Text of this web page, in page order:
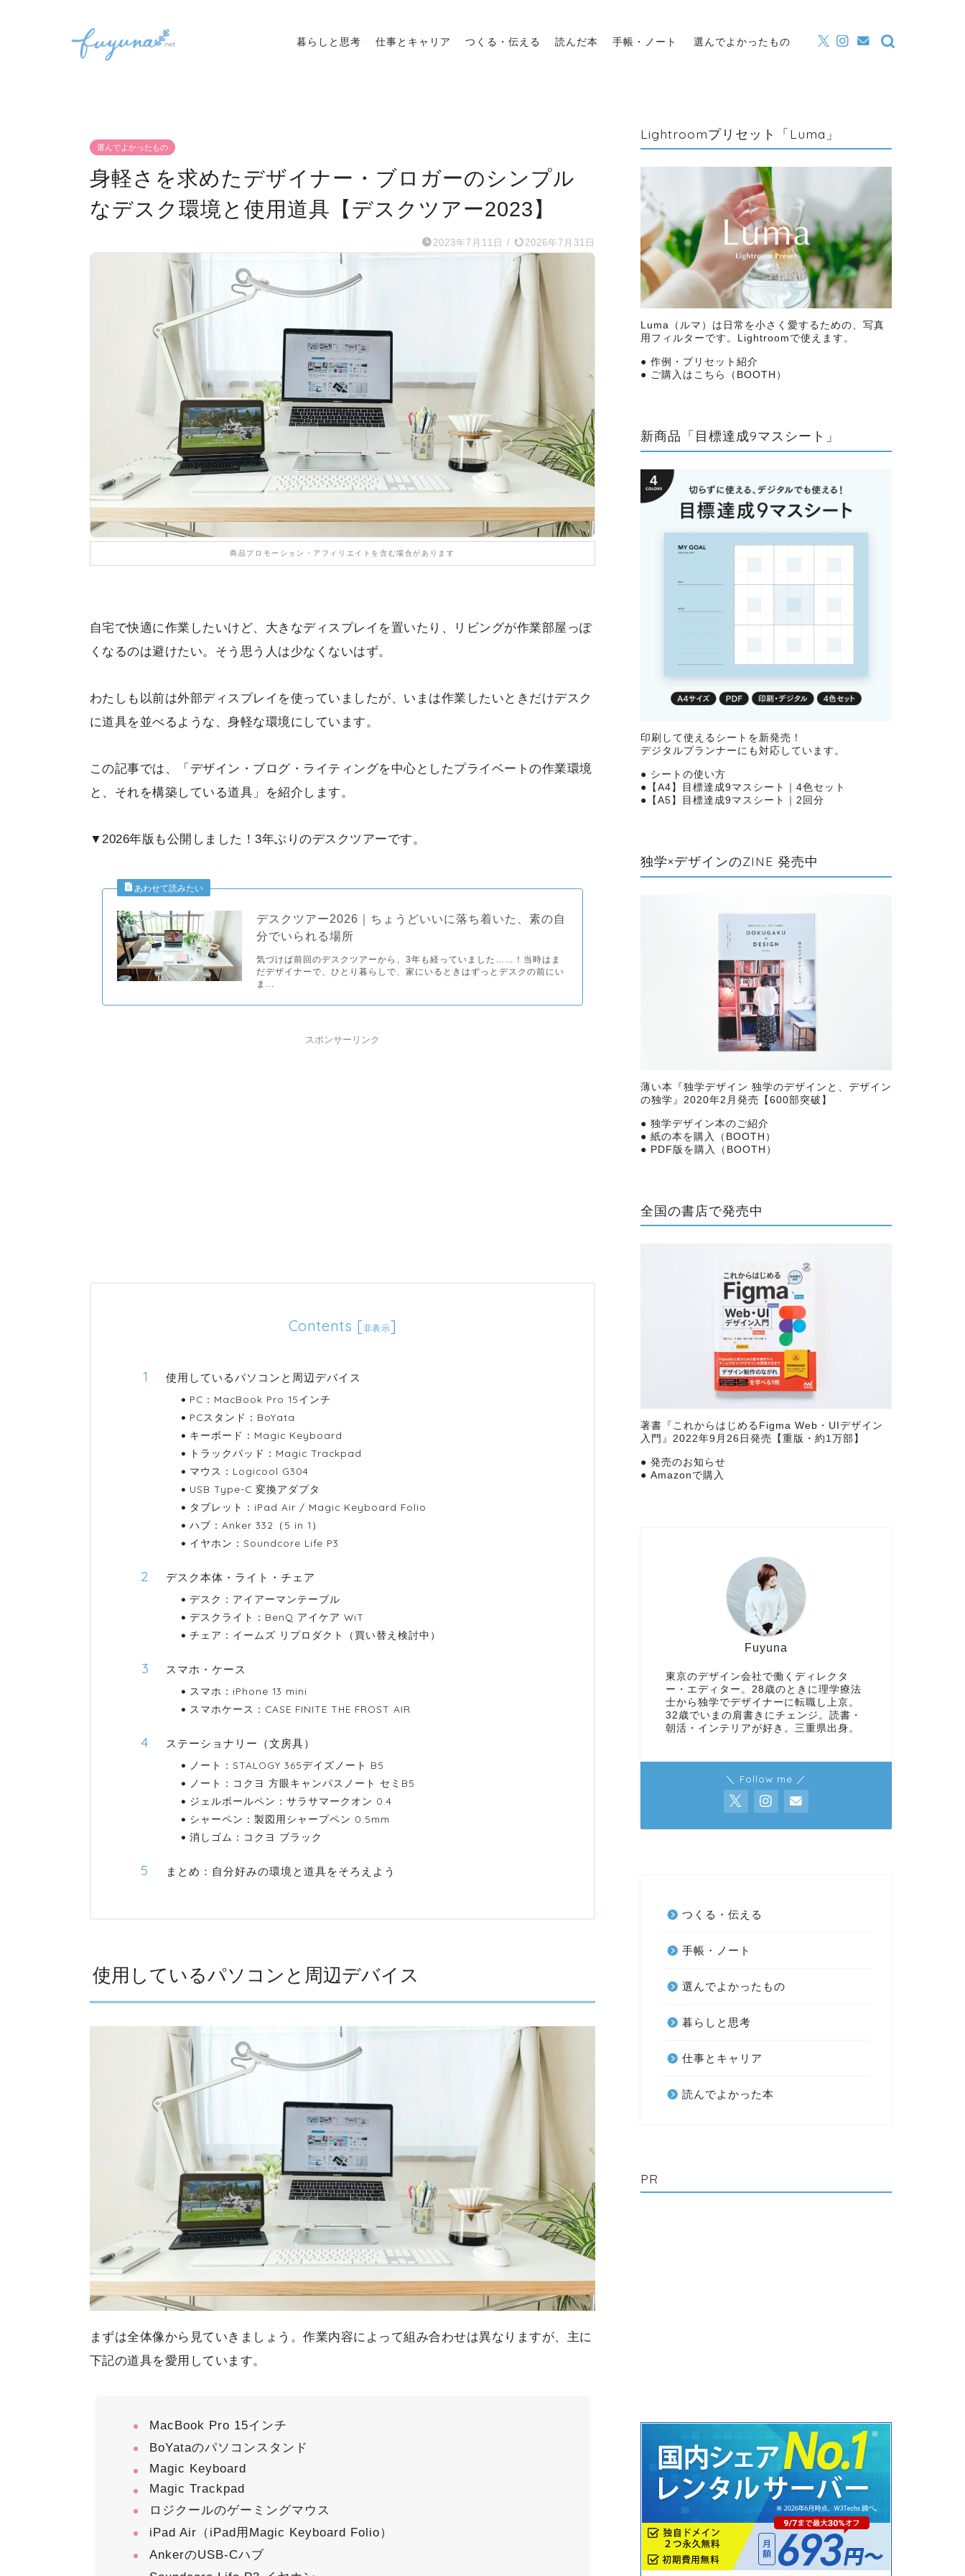
暮らしと思考 仕事とキャリア つくる・伝える 読んだ本 手帳・ノート 選んでよかったもの
選んでよかったもの
身軽さを求めたデザイナー・ブロガーのシンプル
なデスク環境と使用道具【デスクツアー2023】
2023年7月11日 / 2026年7月31日
商品プロモーション・アフィリエイトを含む場合があります
自宅で快適に作業したいけど、大きなディスプレイを置いたり、リビングが作業部屋っぽ
くなるのは避けたい。そう思う人は少なくないはず。
わたしも以前は外部ディスプレイを使っていましたが、いまは作業したいときだけデスク
に道具を並べるような、身軽な環境にしています。
この記事では、「デザイン・ブログ・ライティングを中心としたプライベートの作業環境
と、それを構築している道具」を紹介します。
▼2026年版も公開しました！3年ぶりのデスクツアーです。
デスクツアー2026｜ちょうどいいに落ち着いた、素の自
分でいられる場所
気づけば前回のデスクツアーから、3年も経っていました……！当時はま
だデザイナーで、ひとり暮らしで、家にいるときはずっとデスクの前にい
ま...
スポンサーリンク
Contents [非表示]
使用しているパソコンと周辺デバイス
PC：MacBook Pro 15インチ
PCスタンド：BoYata
キーボード：Magic Keyboard
トラックパッド：Magic Trackpad
マウス：Logicool G304
USB Type-C 変換アダプタ
タブレット：iPad Air / Magic Keyboard Folio
ハブ：Anker 332（5 in 1）
イヤホン：Soundcore Life P3
デスク本体・ライト・チェア
デスク：アイアーマンテーブル
デスクライト：BenQ アイケア WiT
チェア：イームズ リプロダクト（買い替え検討中）
スマホ・ケース
スマホ：iPhone 13 mini
スマホケース：CASE FINITE THE FROST AIR
ステーショナリー（文房具）
ノート：STALOGY 365デイズノート B5
ノート：コクヨ 方眼キャンパスノート セミB5
ジェルボールペン：サラサマークオン 0.4
シャーペン：製図用シャープペン 0.5mm
消しゴム：コクヨ ブラック
まとめ：自分好みの環境と道具をそろえよう
使用しているパソコンと周辺デバイス
まずは全体像から見ていきましょう。作業内容によって組み合わせは異なりますが、主に
下記の道具を愛用しています。
MacBook Pro 15インチ
BoYataのパソコンスタンド
Magic Keyboard
Magic Trackpad
ロジクールのゲーミングマウス
iPad Air（iPad用Magic Keyboard Folio）
AnkerのUSB-Cハブ
Lightroomプリセット「Luma」
Luma（ルマ）は日常を小さく愛するための、写真
用フィルターです。Lightroomで使えます。
● 作例・プリセット紹介
● ご購入はこちら（BOOTH）
新商品「目標達成9マスシート」
印刷して使えるシートを新発売！
デジタルプランナーにも対応しています。
● シートの使い方
● 【A4】目標達成9マスシート｜4色セット
● 【A5】目標達成9マスシート｜2回分
独学×デザインのZINE 発売中
薄い本『 独学デザイン 独学のデザインと、デザイン
の独学 』2020年2月発売【600部突破】
● 独学デザイン本のご紹介
● 紙の本を購入（BOOTH）
● PDF版を購入（BOOTH）
全国の書店で発売中
著書『 これからはじめるFigma Web・UIデザイン
入門 』2022年9月26日発売【重版・約1万部】
● 発売のお知らせ
● Amazonで購入
Fuyuna
東京のデザイン会社で働くディレクタ
ー・エディター。28歳のときに理学療法
士から独学でデザイナーに転職し上京。
32歳でいまの肩書きにチェンジ。読書・
朝活・インテリアが好き。三重県出身。
＼ Follow me ／
つくる・伝える
手帳・ノート
選んでよかったもの
暮らしと思考
仕事とキャリア
読んでよかった本
PR